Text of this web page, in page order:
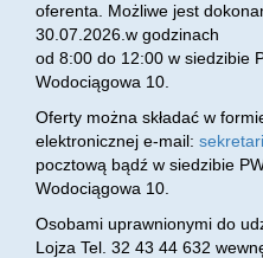
oferenta. Możliwe jest
30.07.2026.w godzinach
od 8:00 do 12:00 w siedzibie
Wodociągowa 10.
Oferty można składać w
elektronicznej e-mail:
pocztową bądź w siedzibie
Wodociągowa 10.
Osobami uprawnionymi do
Lojza Tel. 32 43 44 632